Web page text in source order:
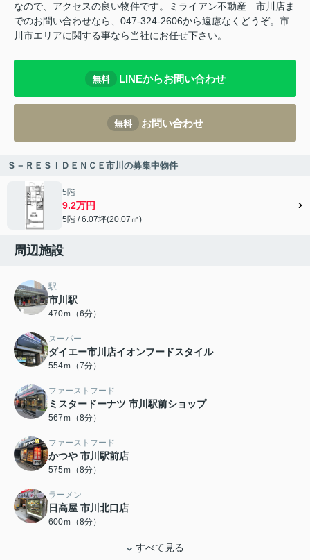
なので、アクセスの良い物件です。ミライアン不動産 市川店ま
でのお問い合わせなら、047-324-2606から遠慮なくどうぞ。市
川市エリアに関する事なら当社にお任せ下さい。
無料 LINEからお問い合わせ
無料 お問い合わせ
Ｓ－ＲＥＳＩＤＥＮＣＥ市川の募集中物件
5階
9.2万円
5階 / 6.07坪(20.07㎡)
周辺施設
駅
市川駅
470ｍ（6分）
スーパー
ダイエー市川店イオンフードスタイル
554ｍ（7分）
ファーストフード
ミスタードーナツ 市川駅前ショップ
567ｍ（8分）
ファーストフード
かつや 市川駅前店
575ｍ（8分）
ラーメン
日高屋 市川北口店
600ｍ（8分）
すべて見る